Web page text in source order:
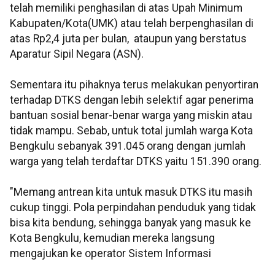
telah memiliki penghasilan di atas Upah Minimum
Kabupaten/Kota(UMK) atau telah berpenghasilan di
atas Rp2,4 juta per bulan, ataupun yang berstatus
Aparatur Sipil Negara (ASN).
Sementara itu pihaknya terus melakukan penyortiran
terhadap DTKS dengan lebih selektif agar penerima
bantuan sosial benar-benar warga yang miskin atau
tidak mampu. Sebab, untuk total jumlah warga Kota
Bengkulu sebanyak 391.045 orang dengan jumlah
warga yang telah terdaftar DTKS yaitu 151.390 orang.
"Memang antrean kita untuk masuk DTKS itu masih
cukup tinggi. Pola perpindahan penduduk yang tidak
bisa kita bendung, sehingga banyak yang masuk ke
Kota Bengkulu, kemudian mereka langsung
mengajukan ke operator Sistem Informasi